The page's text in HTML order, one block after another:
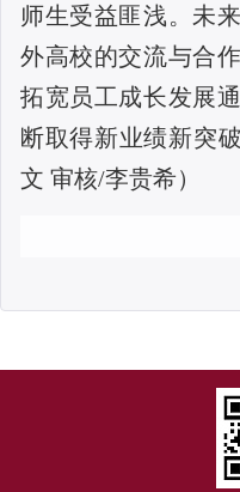
师生受益匪浅。未
外高校的交流与合
拓宽员工成长发展
断取得新业绩新突
文 审核/李贵希）